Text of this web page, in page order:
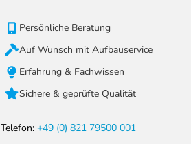
Persönliche Beratung
Auf Wunsch mit Aufbauservice
Erfahrung & Fachwissen
Sichere & geprüfte Qualität
Telefon: +49 (0) 821 79500 001